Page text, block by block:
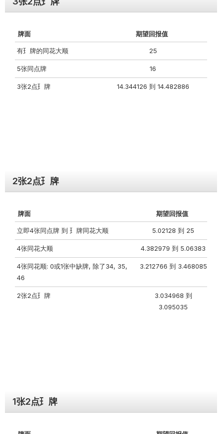
牌⾯ 期望回报值
有⺩牌的同花⼤顺 25
5张同点牌 16
3张2点⺩牌 14.344126 到 14.482886
2张2点⺩牌
牌⾯ 期望回报值
⽴即4张同点牌 到 ⺩牌同花⼤顺 5.02128 到 25
4张同花⼤顺 4.382979 到 5.06383
4张同花顺: 0或1张中缺牌, 除了34, 35,
46
3.212766 到 3.468085
2张2点⺩牌
3.034968 到
3.095035
1张2点⺩牌